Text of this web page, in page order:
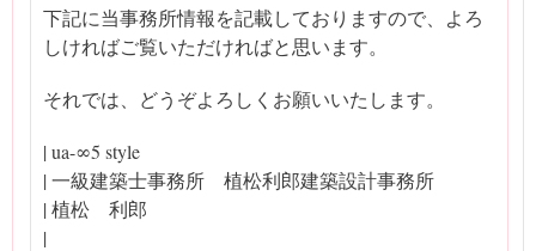
下記に当事務所情報を記載しておりますので、よろ
しければご覧いただければと思います。
それでは、どうぞよろしくお願いいたします。
| ua-∞5 style
| 一級建築士事務所 植松利郎建築設計事務所
| 植松 利郎
|